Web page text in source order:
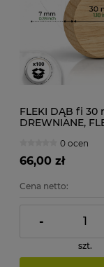
FLEKI DĄB fi 30
DREWNIANE,
0 ocen
66,00 zł
Cena netto:
-
szt.